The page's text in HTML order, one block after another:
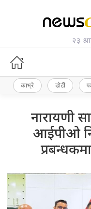
२३
काभ्रे डोटी
नारायणी
आईपीओ